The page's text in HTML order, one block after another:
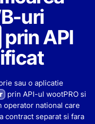
uri
prin API
sau o aplicatie
prin API-ul wootPRO si
national care
contract separat si fara